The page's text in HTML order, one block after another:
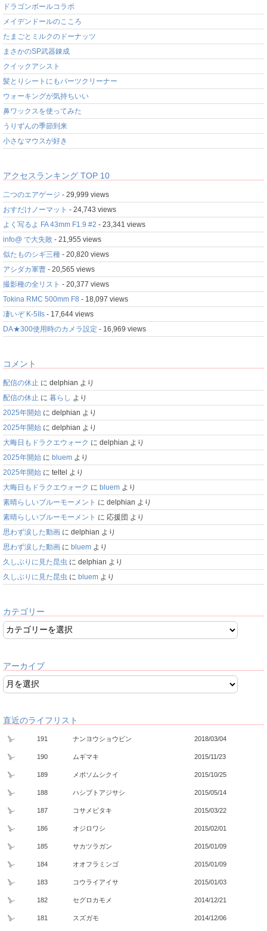
ドラゴンボールコラボ
メイデンドールのこころ
たまごとミルクのドーナッツ
まさかのSP武器錬成
クイックアシスト
髪とりシートにもパーツクリーナー
ウォーキングが気持ちいい
鼻ワックスを使ってみた
うりずんの季節到来
小さなマウスが好き
アクセスランキング TOP 10
二つのエアゲージ - 29,999 views
おすだけノーマット - 24,743 views
よく写るよ FA 43mm F1.9 #2 - 23,341 views
info@ で大失敗 - 21,955 views
似たものシギ三種 - 20,820 views
アシダカ軍曹 - 20,565 views
撮影種の全リスト - 20,377 views
Tokina RMC 500mm F8 - 18,097 views
凄いぞ K-5IIs - 17,644 views
DA★300使用時のカメラ設定 - 16,969 views
コメント
配信の休止 に delphian より
配信の休止 に 暮らし より
2025年開始 に delphian より
2025年開始 に delphian より
大晦日もドラクエウォーク に delphian より
2025年開始 に bluem より
2025年開始 に teltel より
大晦日もドラクエウォーク に bluem より
素晴らしいブルーモーメント に delphian より
素晴らしいブルーモーメント に 応援団 より
思わず涙した動画 に delphian より
思わず涙した動画 に bluem より
久しぶりに見た昆虫 に delphian より
久しぶりに見た昆虫 に bluem より
カテゴリー
アーカイブ
直近のライフリスト
191 ナンヨウショウビン 2018/03/04
190 ムギマキ 2015/11/23
189 メボソムシクイ 2015/10/25
188 ハシブトアジサシ 2015/05/14
187 コサメビタキ 2015/03/22
186 オジロワシ 2015/02/01
185 サカツラガン 2015/01/09
184 オオフラミンゴ 2015/01/09
183 コウライアイサ 2015/01/03
182 セグロカモメ 2014/12/21
181 スズガモ 2014/12/06